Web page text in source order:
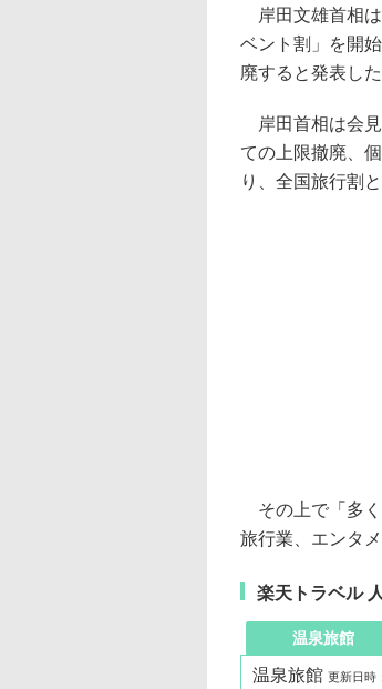
岸田文雄首相は
ベント割」を開
廃すると発表した
岸田首相は会見
ての上限撤廃、
り、全国旅行割
その上で「多く
旅行業、エンタ
楽天トラベル
温泉旅館
温泉旅館 更新日時